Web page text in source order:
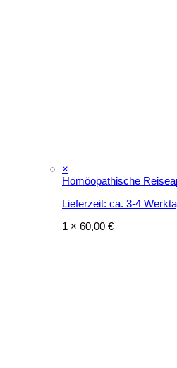
×
Homöopathische
Lieferzeit: ca. 3-4
1 × 60,00 €